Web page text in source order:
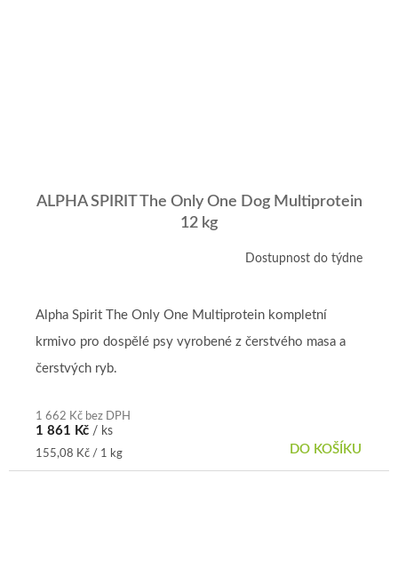
ALPHA SPIRIT The Only One Dog Multiprotein
12 kg
Dostupnost do týdne
1 662 Kč bez DPH
1 861 Kč / ks
Měrná
cena:
155,08 Kč / 1 kg DO KOŠÍKU
Alpha Spirit The Only One Multiprotein kompletní
krmivo pro dospělé psy vyrobené z čerstvého masa a
čerstvých ryb.